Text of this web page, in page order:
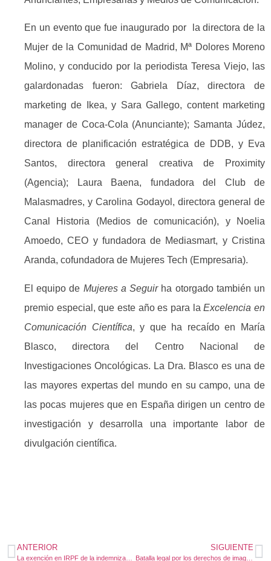
En un evento que fue inaugurado por la directora de la
Mujer de la Comunidad de Madrid, Mª Dolores Moreno
Molino, y conducido por la periodista Teresa Viejo, las
galardonadas fueron: Gabriela Díaz, directora de
marketing de Ikea, y Sara Gallego, content marketing
manager de Coca-Cola (Anunciante); Samanta Júdez,
directora de planificación estratégica de DDB, y Eva
Santos, directora general creativa de Proximity
(Agencia); Laura Baena, fundadora del Club de
Malasmadres, y Carolina Godayol, directora general de
Canal Historia (Medios de comunicación), y Noelia
Amoedo, CEO y fundadora de Mediasmart, y Cristina
Aranda, cofundadora de Mujeres Tech (Empresaria).
El equipo de Mujeres a Seguir ha otorgado también un
premio especial, que este año es para laExcelencia en
Comunicación Científica, y que ha recaído en María
Blasco, directora del Centro Nacional de
Investigaciones Oncológicas. La Dra. Blasco es una de
las mayores expertas del mundo en su campo, una de
las pocas mujeres que en España dirigen un centro de
investigación y desarrolla una importante labor de
divulgación científica.
ANTERIOR SIGUIENTE
Batalla legal por los derechos de imagen de las cajetillas de tabaco